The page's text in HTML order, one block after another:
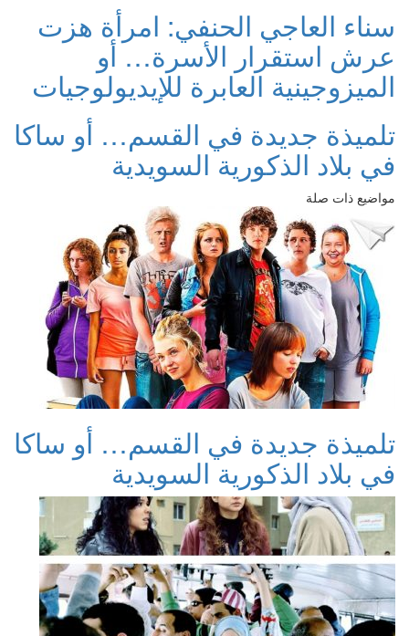
سناء العاجي الحنفي: امرأة هزت
عرش استقرار الأسرة… أو
الميزوجينية العابرة للإيديولوجيات
تلميذة جديدة في القسم… أو ساكا
في بلاد الذكورية السويدية
مواضيع ذات صلة
تلميذة جديدة في القسم… أو ساكا
في بلاد الذكورية السويدية